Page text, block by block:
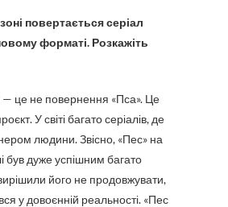
повертається серіал
форматі. Розкажіть
це не повернення «Пса». Це
У світі багато серіалів, де
людини. Звісно, «Пес» на
був дуже успішним багато
його не продовжувати,
у довоєнній реальності. «Пес